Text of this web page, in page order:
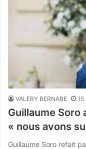
VALERY BERNABE 15
Guillaume Soro
« nous avons
Guillaume Soro refait